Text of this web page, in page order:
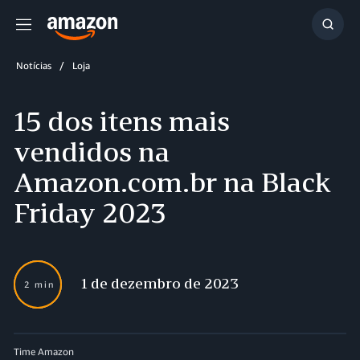
Menu
Notícias Loja
15 dos itens mais
vendidos na
Amazon.com.br na Black
Friday 2023
2 min 1 de dezembro de 2023
Time Amazon